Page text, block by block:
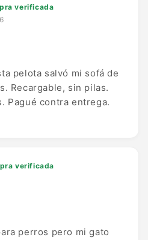
verificada
pelota salvó mi sofá de
Recargable, sin pilas.
Pagué contra entrega.
verificada
perros pero mi gato